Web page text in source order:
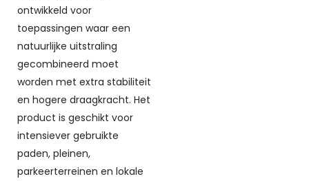
ontwikkeld voor
toepassingen waar een
natuurlijke uitstraling
gecombineerd moet
worden met extra stabiliteit
en hogere draagkracht. Het
product is geschikt voor
intensiever gebruikte
paden, pleinen,
parkeerterreinen en lokale